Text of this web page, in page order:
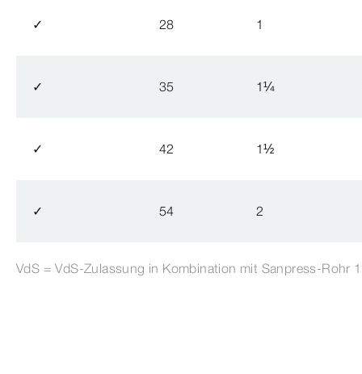
✓ 28 1
✓ 35 1¼
✓ 42 1½
✓ 54 2
VdS = VdS-​Zulassung in Kombination mit Sanpress-​Rohr